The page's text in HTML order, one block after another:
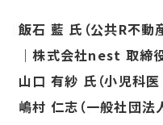
飯石 藍 氏（公共R不動
｜株式会社nest 取締役
山口 有紗 氏（小児科医
嶋村 仁志（一般社団法